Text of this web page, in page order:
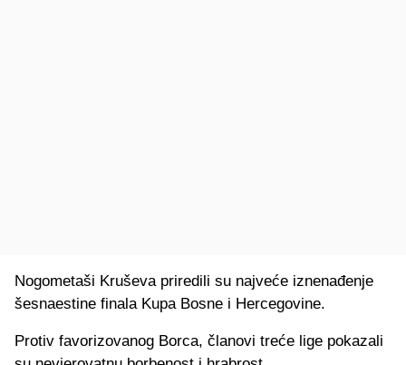
Nogometaši Kruševa priredili su najveće iznenađenje
šesnaestine finala Kupa Bosne i Hercegovine.
Protiv favorizovanog Borca, članovi treće lige pokazali